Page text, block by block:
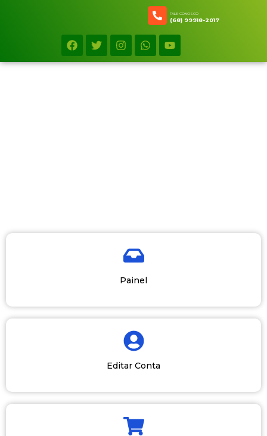
FALE CONOSCO
(68) 99918-2017
Painel
Editar Conta